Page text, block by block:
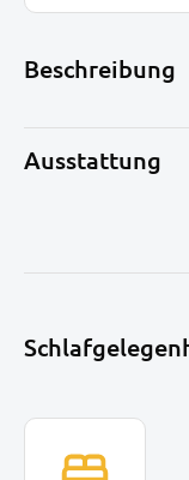
Beschreibung
Ausstattung